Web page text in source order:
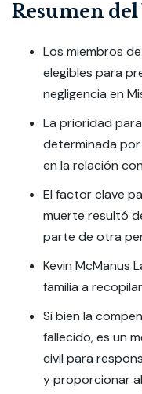
Resumen
Los miembros
elegibles para
negligencia en
La prioridad
determinada
en la relación
El factor clave
muerte resultó
parte de otra
Kevin McManus
familia a
Si bien la
fallecido, es un
civil para
y proporcionar